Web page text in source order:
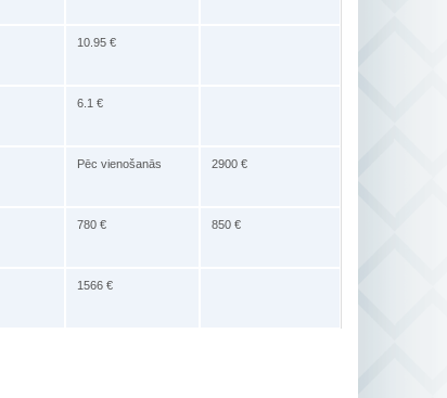
10.95 €
6.1 €
Pēc vienošanās 2900 €
780 € 850 €
1566 €